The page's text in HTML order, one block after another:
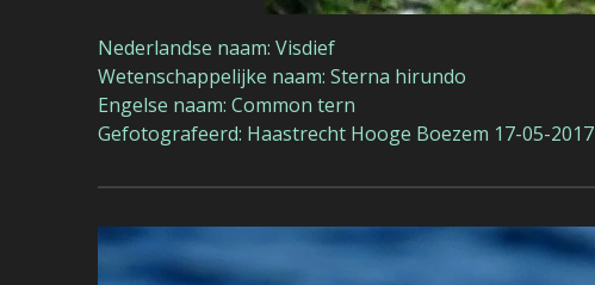
Nederlandse naam: Visdief
Wetenschappelijke naam: Sterna hirundo
Engelse naam: Common tern
Gefotografeerd: Haastrecht Hooge Boezem 17-05-2017